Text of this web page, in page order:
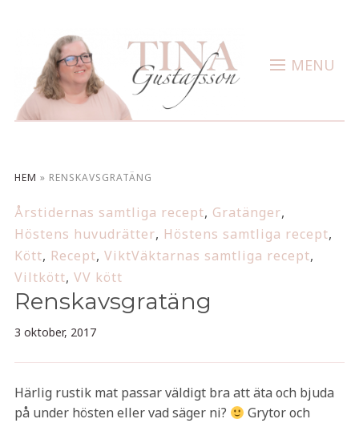
MENU
HEM » RENSKAVSGRATÄNG
Årstidernas samtliga recept, Gratänger,
Höstens huvudrätter, Höstens samtliga recept,
Kött, Recept, ViktVäktarnas samtliga recept,
Viltkött, VV kött
Renskavsgratäng
3 oktober, 2017
Härlig rustik mat passar väldigt bra att äta och bjuda
på under hösten eller vad säger ni?
Grytor och